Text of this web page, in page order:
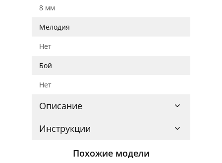
8 мм
Мелодия
Нет
Бой
Нет
Описание
Инструкции
Похожие модели